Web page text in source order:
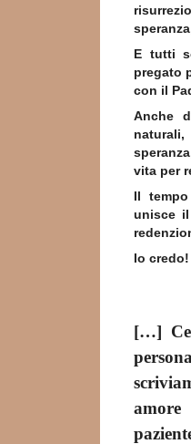
E tutti
pregato
con il
Anche
vita per
Il
unisce
Io
[…]
amore